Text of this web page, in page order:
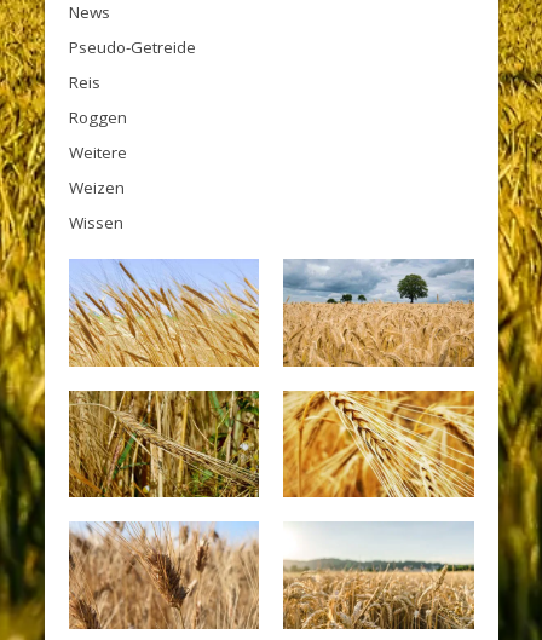
News
Pseudo-Getreide
Reis
Roggen
Weitere
Weizen
Wissen